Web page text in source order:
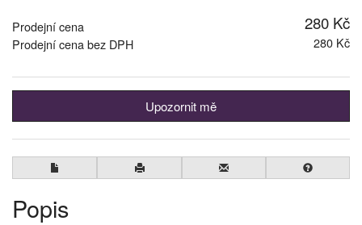
Prodejní cena 280 Kč
Prodejní cena bez DPH 280 Kč
Upozornit mě
Popis